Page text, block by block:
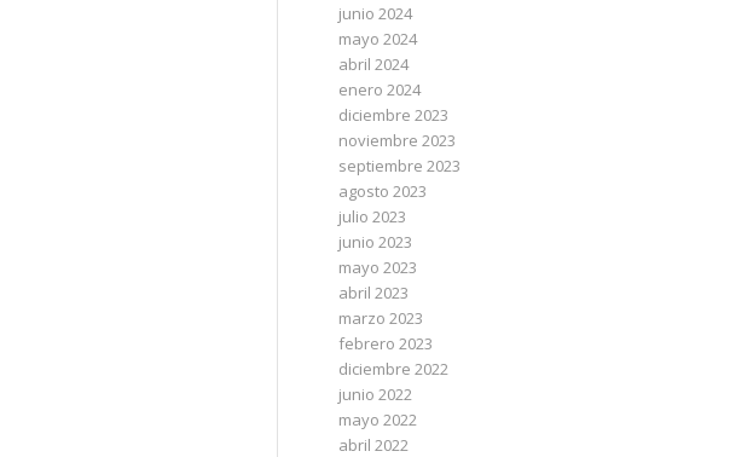
junio 2024
mayo 2024
abril 2024
enero 2024
diciembre 2023
noviembre 2023
septiembre 2023
agosto 2023
julio 2023
junio 2023
mayo 2023
abril 2023
marzo 2023
febrero 2023
diciembre 2022
junio 2022
mayo 2022
abril 2022